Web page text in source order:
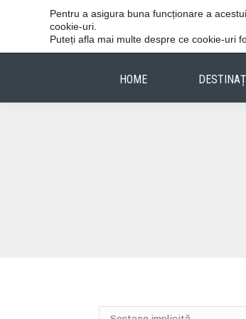
Vacanțele reușite
HOME
Pentru a asigura buna funcționare a
cookie-uri.
Puteți afla mai multe despre ce cookie-uri